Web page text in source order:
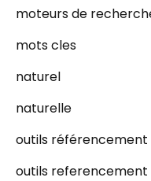
moteurs de
mots cles
naturel
naturelle
outils référencement
outils referencement